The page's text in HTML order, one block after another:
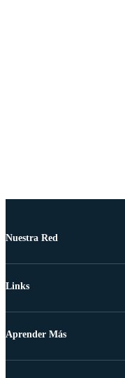
Nuestra Red
Links
Aprender Más